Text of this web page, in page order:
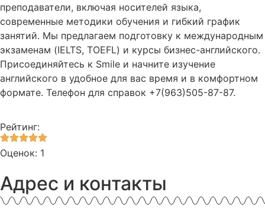
преподаватели, включая носителей языка,
современные методики обучения и гибкий график
занятий. Мы предлагаем подготовку к международным
экзаменам (IELTS, TOEFL) и курсы бизнес-английского.
Присоединяйтесь к Smile и начните изучение
английского в удобное для вас время и в комфортном
формате. Телефон для справок +7(963)505-87-87.
Рейтинг:
Оценок: 1
Адрес и контакты